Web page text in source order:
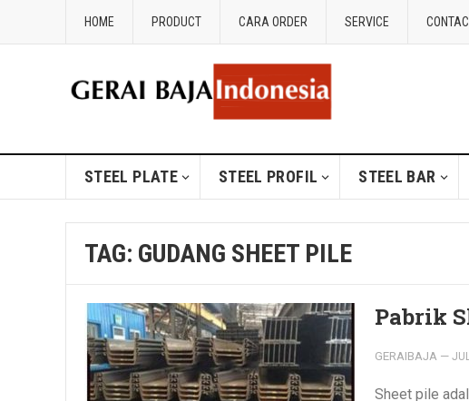
HOME PRODUCT CARA ORDER SERVICE
STEEL PLATE STEEL PROFIL STEEL BAR
TAG: GUDANG SHEET PILE
Pabrik
GERAIBAJA —
Sheet pile